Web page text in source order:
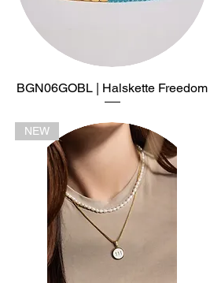
Schnellansicht
BGN06GOBL | Halskette Freedom
NEW